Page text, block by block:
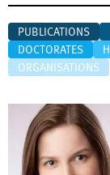
PUBLICATIONS
DOCTORATES
ORGANISATIONS